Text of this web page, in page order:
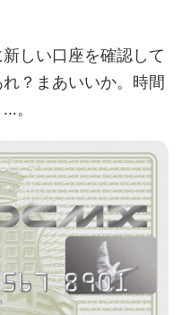
しい口座を確認して
？まあいいか。時間
。